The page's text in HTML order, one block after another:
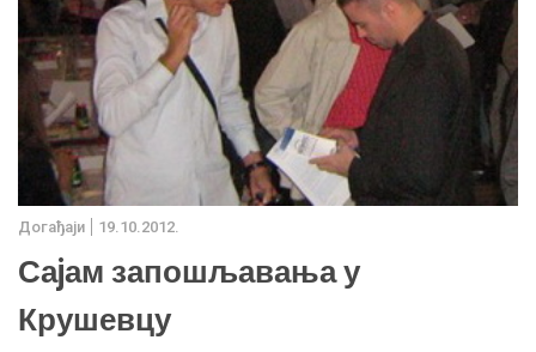
Дoгађаjи 19.10.2012.
Саjам запошљавања у
Крушевцу